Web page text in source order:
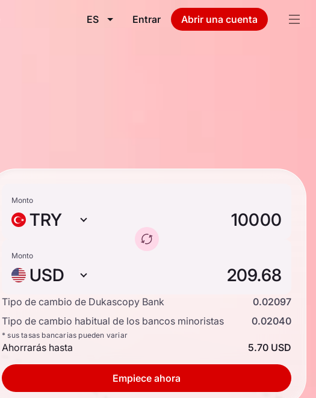
ES Entrar Abrir una cuenta
Monto
TRY
Monto
USD
Tipo de cambio de Dukascopy Bank
0.02097
Tipo de cambio habitual de los bancos minoristas
0.02040
* sus tasas bancarias pueden variar
Ahorrarás hasta 5.70 USD
Empiece ahora